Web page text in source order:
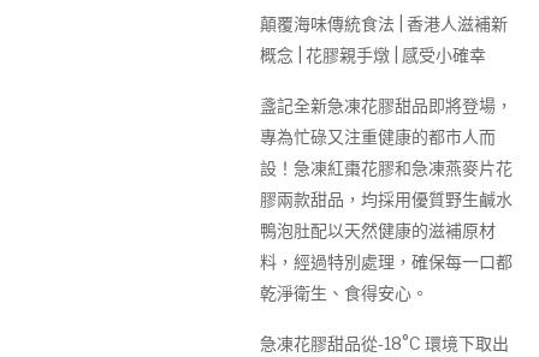
顛覆海味傳統食法 | 香港人滋補新
概念 | 花膠親手燉 | 感受小確幸
盞記全新急凍花膠甜品即將登場，
專為忙碌又注重健康的都市人而
設！急凍紅棗花膠和急凍燕麥片花
膠兩款甜品，均採用優質野生鹹水
鴨泡肚配以天然健康的滋補原材
料，經過特別處理，確保每一口都
乾淨衛生、食得安心。
急凍花膠甜品從-18°C 環境下取出